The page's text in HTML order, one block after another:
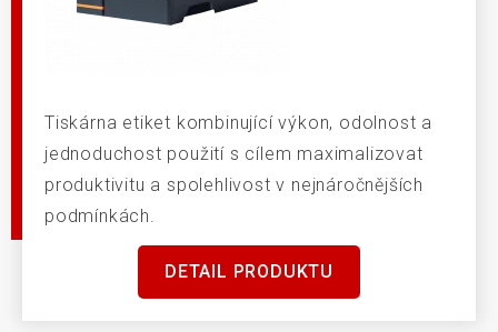
Tiskárna etiket kombinující výkon, odolnost a
jednoduchost použití s cílem maximalizovat
produktivitu a spolehlivost v nejnáročnějších
podmínkách.
DETAIL PRODUKTU